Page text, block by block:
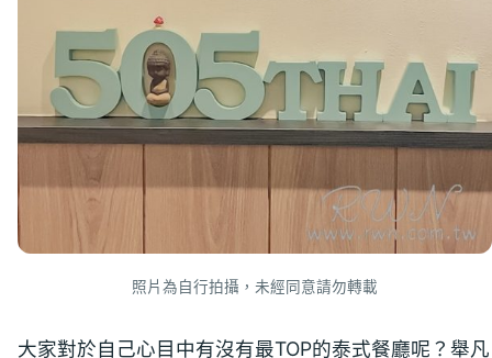
照片為自行拍攝，未經同意請勿轉載
大家對於自己心目中有沒有最TOP的泰式餐廳呢？舉凡